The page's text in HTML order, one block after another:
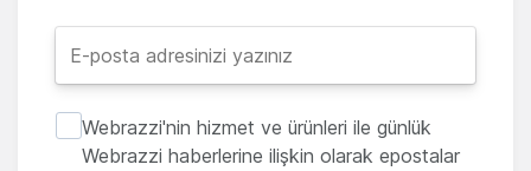
Webrazzi'nin hizmet ve ürünleri ile günlük
Webrazzi haberlerine ilişkin olarak epostalar